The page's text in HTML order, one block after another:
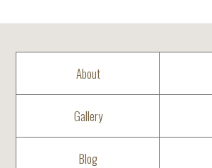
About
Gallery
Blog